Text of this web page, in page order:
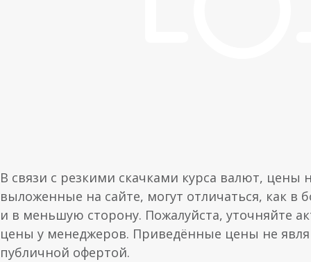
В связи с резкими скачками курса валют, цены
выложенные на сайте, могут отличаться, как в
и в меньшую сторону. Пожалуйста, уточняйте
цены у менеджеров. Приведённые цены не
публичной офертой.